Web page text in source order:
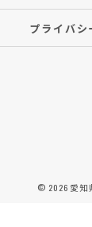
プライバシ
© 2026 愛知